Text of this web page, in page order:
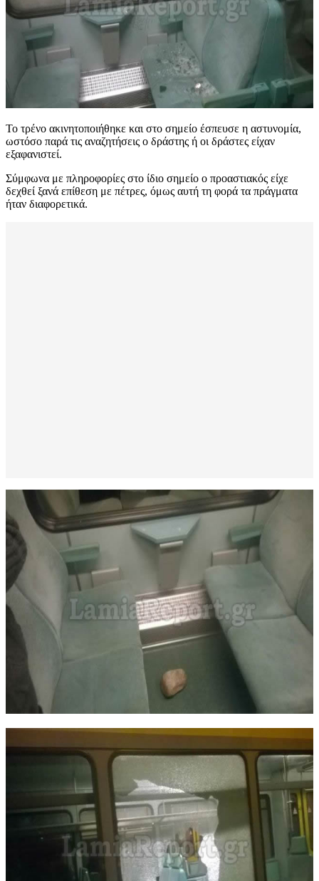
Το τρένο ακινητοποιήθηκε και στο σημείο έσπευσε η αστυνομία,
ωστόσο παρά τις αναζητήσεις ο δράστης ή οι δράστες είχαν
εξαφανιστεί.
Σύμφωνα με πληροφορίες στο ίδιο σημείο ο προαστιακός είχε
δεχθεί ξανά επίθεση με πέτρες, όμως αυτή τη φορά τα πράγματα
ήταν διαφορετικά.